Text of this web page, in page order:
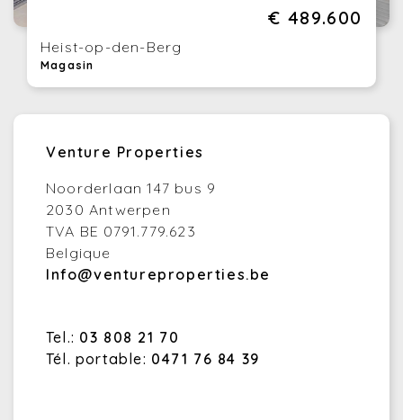
€ 489.600
Heist-op-den-Berg
Magasin
Venture Properties
Noorderlaan 147 bus 9
2030 Antwerpen
TVA BE 0791.779.623
Belgique
Info@ventureproperties.be
Tel.: 03 808 21 70
Tél. portable: 0471 76 84 39